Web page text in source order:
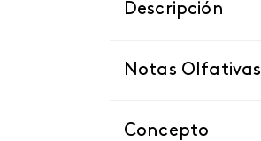
Descripción
Notas Olfativas
Concepto